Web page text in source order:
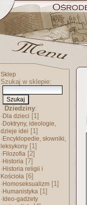
Sklep
Szukaj w sklepie:
Dziedziny:
· Dla dzieci [1]
· Doktryny, ideologie,
dzieje idei [1]
· Encyklopedie, słowniki,
leksykony [1]
· Filozofia [2]
· Historia [7]
· Historia religii i
Kościoła [6]
· Homoseksualizm [1]
· Humanistyka [1]
· Ideo-gadżety